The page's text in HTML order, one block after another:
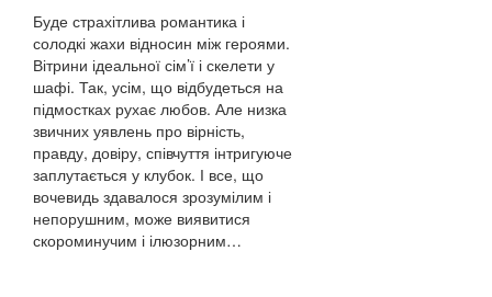
Буде страхітлива романтика і
солодкі жахи відносин між героями.
Вітрини ідеальної сім’ї і скелети у
шафі. Так, усім, що відбудеться на
підмостках рухає любов. Але низка
звичних уявлень про вірність,
правду, довіру, співчуття інтригуюче
заплутається у клубок. І все, що
вочевидь здавалося зрозумілим і
непорушним, може виявитися
скороминучим і ілюзорним…